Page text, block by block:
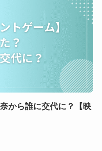
から誰に交代に？【映